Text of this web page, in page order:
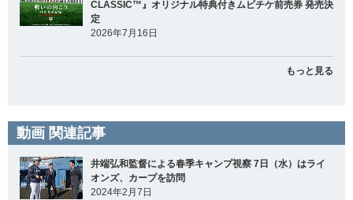
CLASSIC™』オリジナル特典付きムビチケ前売券 発売決
定
2026年7月16日
もっと見る
動画 関連記事
井端弘和監督による春季キャンプ視察 7日（水）はライ
オンズ、カープを訪問
2024年2月7日